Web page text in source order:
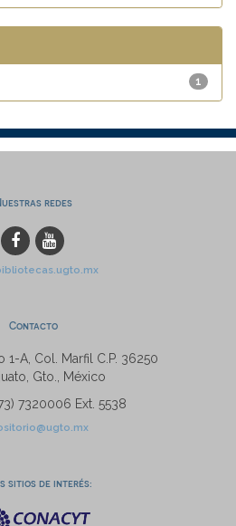
1
redes
Contacto
1-A, Col. Marfil C.P. 36250
Gto., México
7320006 Ext. 5538
sitios de interés: